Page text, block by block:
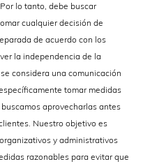
lo tanto, debe buscar
cualquier decisión de
de acuerdo con los
la independencia de la
considera una comunicación
tomar medidas
aprovecharlas antes
Nuestro objetivo es
y administrativos
razonables para evitar que